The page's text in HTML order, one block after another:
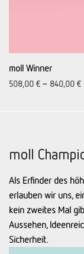
moll Winner
508,00 € – 840,00 €
moll
Als Erfinder des
erlauben wir uns,
kein zweites Mal
Aussehen,
Sicher­heit.